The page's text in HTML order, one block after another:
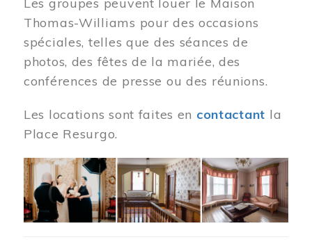
Thomas-Williams pour des occasions
spéciales, telles que des séances de
photos, des fêtes de la mariée, des
conférences de presse ou des réunions.
Les locations sont faites en contactant la
Place Resurgo.
Image